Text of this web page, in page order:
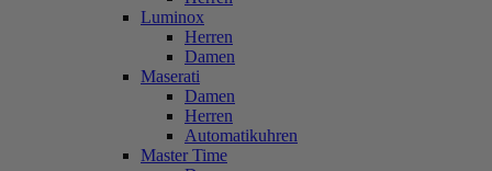
Luminox
Herren
Damen
Maserati
Damen
Herren
Automatikuhren
Master Time